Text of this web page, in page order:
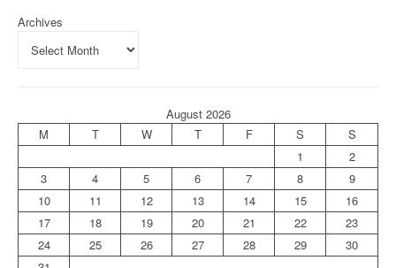
Archives
August 2026
M
T W T F S
S
1
2
3
4 5 6 7 8
9
10
11 12 13 14 15
16
17
18 19 20 21 22
23
24
25 26 27 28 29
30